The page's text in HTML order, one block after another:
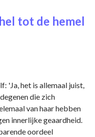
tot de hemel
'Ja, het is allemaal juist,
die zich
van haar hebben
innerlijke geaardheid.
oordeel